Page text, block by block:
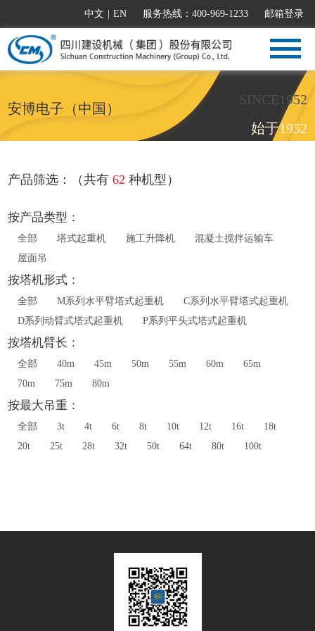
中文 EN 服务热线：400-969-1233 邮箱登录
安博电子（中国）
SINCE1952
始于1952
产品筛选：（共有62 种机型）
按产品类型：
全部 塔式起重机 施工升降机
混凝土搅拌运输车
屋面吊
按塔机形式：
全部 M系列水平臂塔式起重机
C系列水平臂塔式起重机
D系列动臂式塔式起重机
P系列平头式塔式起重机
按塔机臂长：
全部 40m 45m 50m 55m 60m
65m
70m
75m 80m
按最大吊重：
全部 3t 4t 6t 8t 10t 12t 16t
18t
20t
25t 28t 32t 50t 64t 80t 100t